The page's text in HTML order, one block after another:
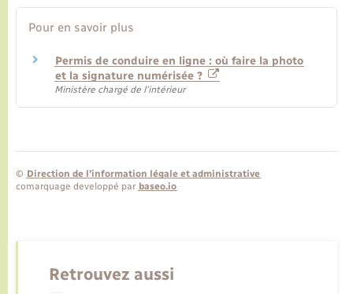
Pour en savoir plus
Permis de conduire en ligne : où faire la photo
et la signature numérisée ?
Ministère chargé de l'intérieur
© Direction de l’information légale et administrative
comarquage developpé par baseo.io
Retrouvez aussi